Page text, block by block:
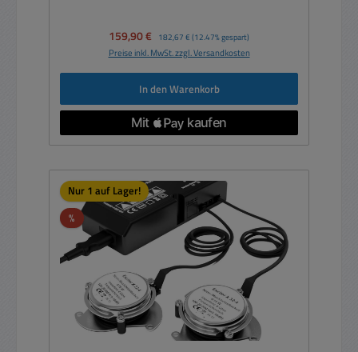
Verkaufspreis:
159,90 € Regulärer Preis:
182,67 € (12.47% gespart)
Preise inkl. MwSt. zzgl. Versandkosten
In den Warenkorb
Nur 1 auf Lager!
%Rabatt